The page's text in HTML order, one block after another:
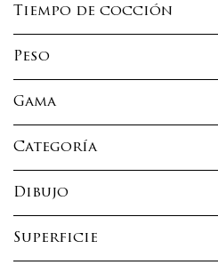
Tiempo de cocción
Peso
Gama
Categoría
Dibujo
Superficie